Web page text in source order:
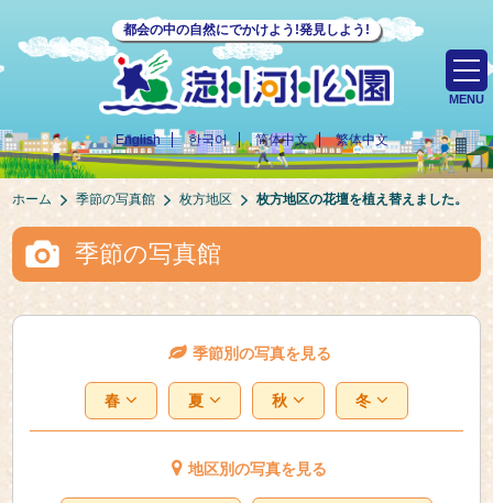
都会の中の自然にでかけよう!発見しよう!
English 한국어 简体中文 繁体中文
MENU
ホーム 季節の写真館 枚方地区 枚方地区の花壇を植え替えました。
季節の写真館
季節別の写真を見る
春 夏 秋 冬
地区別の写真を見る